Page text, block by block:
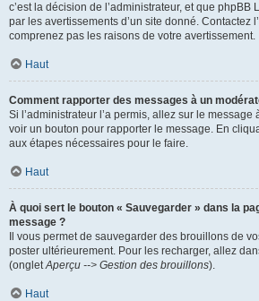
c’est la décision de l’administrateur, et que phpBB
par les avertissements d’un site donné. Contactez
comprenez pas les raisons de votre avertissement.
Haut
Comment rapporter des messages à un
Si l’administrateur l’a permis, allez sur le
voir un bouton pour rapporter le message. En
aux étapes nécessaires pour le faire.
Haut
À quoi sert le bouton « Sauvegarder » dans la
message ?
Il vous permet de sauvegarder des brouillons de
poster ultérieurement. Pour les recharger, allez
(ongletAperçu --> Gestion des brouillons).
Haut